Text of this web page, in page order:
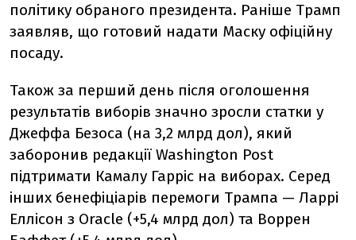
політику обраного президента. Раніше Трамп
заявляв, що готовий надати Маску офіційну
посаду.
Також за перший день після оголошення
результатів виборів значно зросли статки у
Джеффа Безоса (на 3,2 млрд дол), який
заборонив редакції Washington Post
підтримати Камалу Гарріс на виборах. Серед
інших бенефіціарів перемоги Трампа — Ларрі
Еллісон з Oracle (+5,4 млрд дол) та Воррен